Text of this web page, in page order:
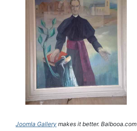
Joomla Gallery makes it better. Balbooa.com